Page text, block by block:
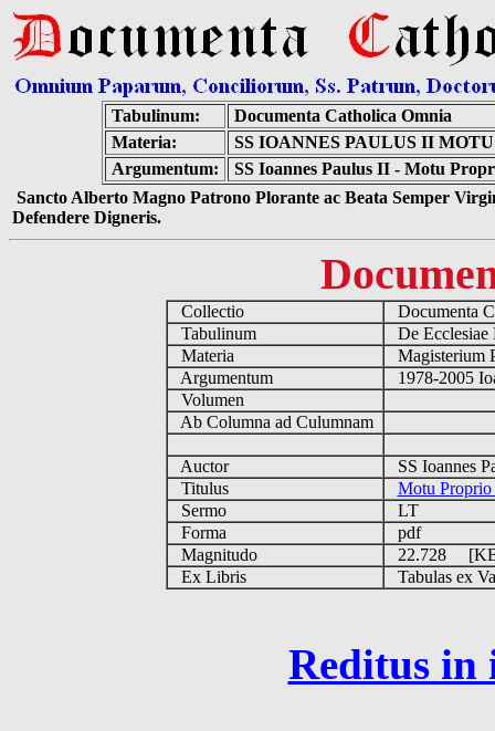
Tabulinum:
Documenta Catholica Omnia
Materia:
SS IOANNES PAULUS II
Argumentum:
SS Ioannes Paulus II - Motu
Sancto Alberto Magno Patrono Plorante ac Beata Semper
Defendere Digneris.
Collectio
Documenta
Tabulinum
De
Materia
Magisterium
Argumentum
1978-2005
Volumen
Ab Columna ad Culumnam
Auctor
SS Ioannes
Titulus
Motu Proprio
Sermo
LT
Forma
pdf
Magnitudo
22.728
Ex Libris
Tabulas ex
Reditus in